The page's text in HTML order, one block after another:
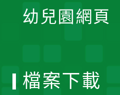
幼兒園網頁
檔案下載